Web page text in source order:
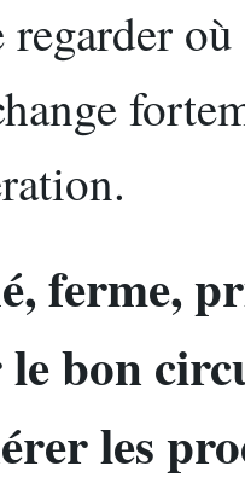
regarder
ferme,
bon
les